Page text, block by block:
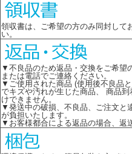
領収書は、ご希望の方のみ同封して
い。
▼不良品のため返品・交換をご希
または電話でご連絡ください。
▼ご使用された商品 (使用後不良品
でキズや汚れが生じた商品、 商品
けできません。
▼発送中の破損、不良品、ご注文と
が負担いたします。
▼お客様都合による返品の場合、返